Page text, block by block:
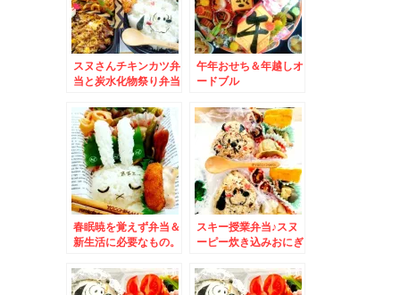
スヌさんチキンカツ弁
当と炭水化物祭り弁当
comichi」内「シハ
チ鮮魚店」さんのテイ
クアウト握り寿司♪お
得すぎっ！！
午年おせち＆年越しオ
ードブル
春眠暁を覚えず弁当＆
新生活に必要なもの。
スキー授業弁当♪スヌ
ーピー炊き込みおにぎ
亭本店」さんの「おに
ぎり弁当」おこわ入り